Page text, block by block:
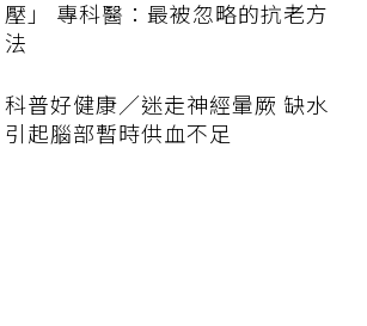
壓」 專科醫：最被忽略的抗老方
法
科普好健康／迷走神經暈厥 缺水
引起腦部暫時供血不足